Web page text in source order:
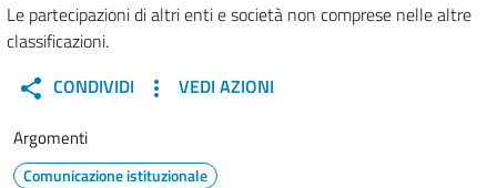
Le partecipazioni di altri enti e società non comprese nelle altre
classificazioni.
CONDIVIDI
VEDI AZIONI
Argomenti
Comunicazione istituzionale